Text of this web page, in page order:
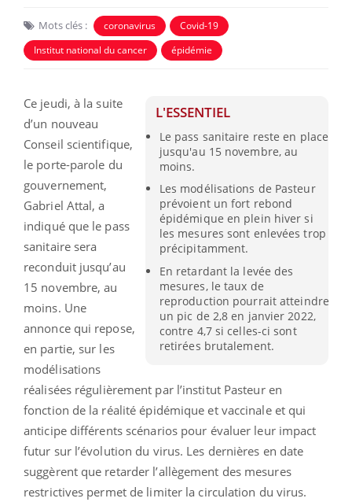
Mots clés : coronavirus
Covid-19
Institut national du cancer
épidémie
L'ESSENTIEL
Le pass sanitaire reste en place
jusqu'au 15 novembre, au
moins.
Les modélisations de Pasteur
prévoient un fort rebond
épidémique en plein hiver si
les mesures sont enlevées trop
précipitamment.
En retardant la levée des
mesures, le taux de
reproduction pourrait atteindre
un pic de 2,8 en janvier 2022,
contre 4,7 si celles-ci sont
retirées brutalement.
Ce jeudi, à la suite
d’un nouveau
Conseil scientifique,
le porte-parole du
gouvernement,
Gabriel Attal, a
indiqué que le pass
sanitaire sera
reconduit jusqu’au
15 novembre, au
moins. Une
annonce qui repose,
en partie, sur les
modélisations
réalisées régulièrement par l’institut Pasteur en
fonction de la réalité épidémique et vaccinale et qui
anticipe différents scénarios pour évaluer leur impact
futur sur l’évolution du virus. Les dernières en date
suggèrent que retarder l’allègement des mesures
restrictives permet de limiter la circulation du virus.